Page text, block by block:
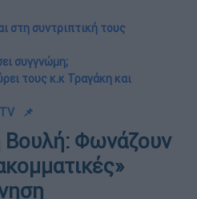
στη συντριπτική τους
συγγνώμη;
τους κ.κ Τραγάκη και
📌
Βουλή: Φωνάζουν